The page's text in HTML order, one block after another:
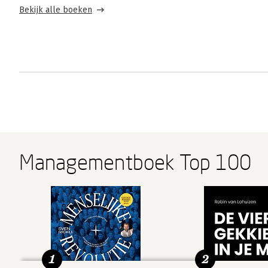
Bekijk alle boeken
Managementboek Top 100
1 2